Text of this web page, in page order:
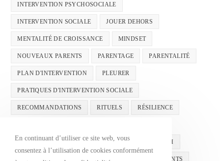
INTERVENTION PSYCHOSOCIALE
INTERVENTION SOCIALE JOUER DEHORS
MENTALITÉ DE CROISSANCE MINDSET
NOUVEAUX PARENTS PARENTAGE PARENTALITÉ
PLAN D'INTERVENTION PLEURER
PRATIQUES D'INTERVENTION SOCIALE
RECOMMANDATIONS RITUELS RÉSILIENCE
SANTÉ MENTALE INFANTILE SUCCÈS TDAH
ÉCOLE ÉDUCATION ÉDUCATION DES ENFANTS
En continuant d’utiliser ce site web, vous
consentez à l’utilisation de cookies conformément